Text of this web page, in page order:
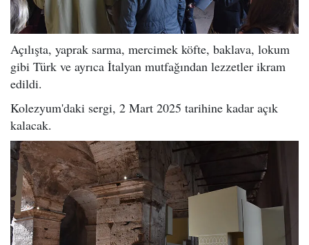
Açılışta, yaprak sarma, mercimek köfte, baklava, lokum
gibi Türk ve ayrıca İtalyan mutfağından lezzetler ikram
edildi.
Kolezyum'daki sergi, 2 Mart 2025 tarihine kadar açık
kalacak.